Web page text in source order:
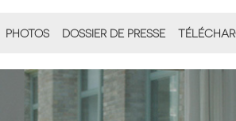
PHOTOS DOSSIER DE PRESSE